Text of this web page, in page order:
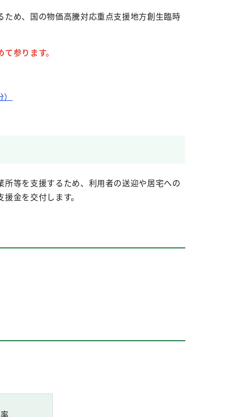
め、国の物価高騰対応重点支援地方創生臨時
参ります。
等を支援するため、利用者の送迎や居宅への
金を交付します。